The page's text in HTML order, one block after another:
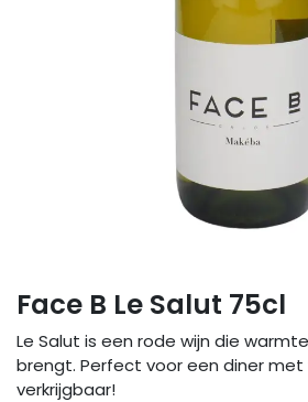
Face B Le Salut 75cl
Le Salut is een rode wijn die
brengt. Perfect voor een diner met
verkrijgbaar!